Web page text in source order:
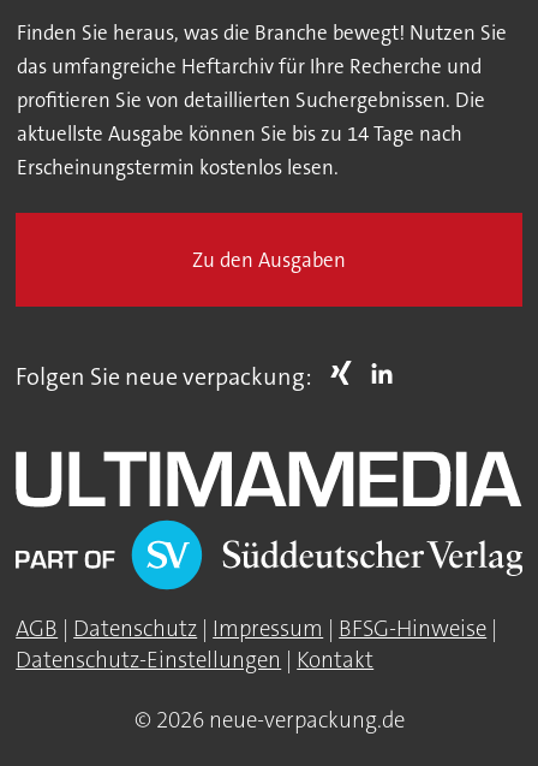
Finden Sie heraus, was die Branche bewegt! Nutzen Sie
das umfangreiche Heftarchiv für Ihre Recherche und
profitieren Sie von detaillierten Suchergebnissen. Die
aktuellste Ausgabe können Sie bis zu 14 Tage nach
Erscheinungstermin kostenlos lesen.
Zu den Ausgaben
Folgen Sie neue verpackung:
AGB | Datenschutz | Impressum | BFSG-Hinweise |
Datenschutz-Einstellungen | Kontakt
© 2026 neue-verpackung.de